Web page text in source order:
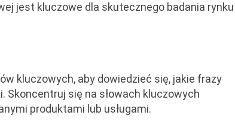
jest kluczowe dla skutecznego badania rynku
kluczowych, aby dowiedzieć się, jakie frazy
się na słowach kluczowych
produktami lub usługami.